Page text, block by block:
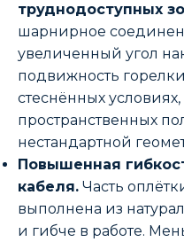
труднодоступных
шарнирное
увеличенный угол
подвижность
стеснённых
пространственных
нестандартной
Повышенная
кабеля. Часть
выполнена из
и гибче в работе.